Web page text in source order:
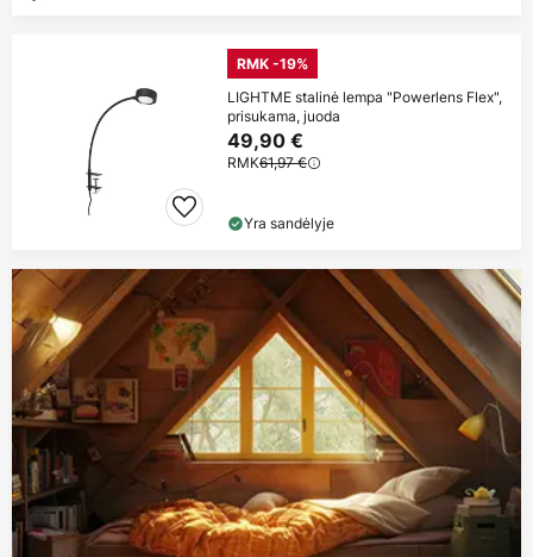
RMK -19%
LIGHTME stalinė lempa "Powerlens Flex",
prisukama, juoda
49,90 €
RMK61,97 €
Yra sandėlyje